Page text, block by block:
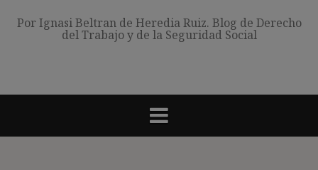
Por Ignasi Beltran de Heredia Ruiz. Blog de Derecho
del Trabajo y de la Seguridad Social